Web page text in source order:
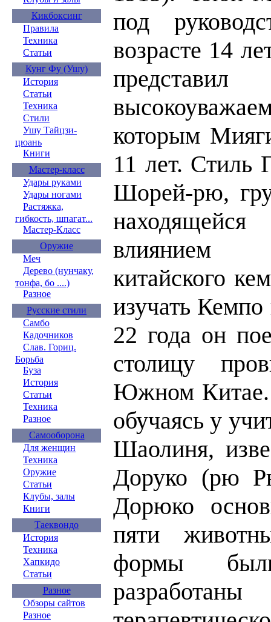
Кикбоксинг
Правила
Техника
Статьи
Кунг Фу (Ушу)
История
Статьи
Техника
Стили
Ушу Тайцзи-
цюань
Книги
Мастер-класс
Удары руками
Удары ногами
Растяжка,
гибкость, шпагат...
Мастер-Класс
Оружие
Меч
Дерево (нунчаку,
тонфа, бо ....)
Разное
Русские стили
Самбо
Кадочников
Слав. Гориц.
Борьба
Буза
История
Статьи
Техника
Разное
Самооборона
Для женщин
Техника
Оружие
Статьи
Клубы, залы
Книги
Таеквондо
История
Техника
Хапкидо
Статьи
Разное
Обзоры сайтов
Разное
под
возрасте 14
которым
11 лет. Стиль
Шорей-рю,
влиянием
китайского
изучать Кемпо
22 года он
столицу
Южном Китае.
обучаясь у
Шаолиня,
Доруко (рю
Дорюко
пяти
формы